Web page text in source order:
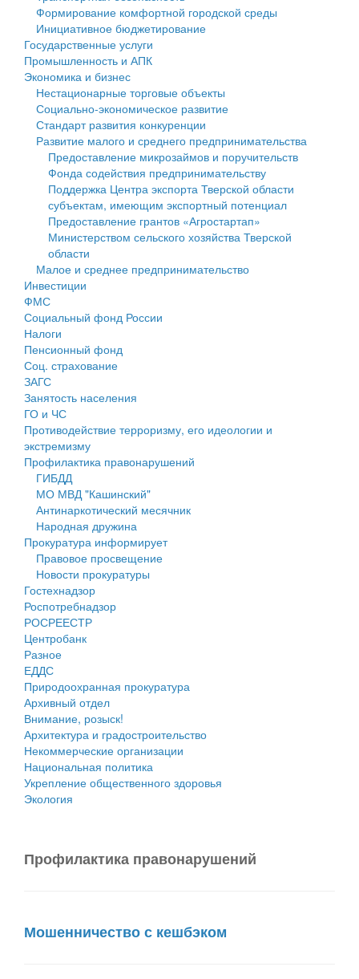
Государственные услуги
Промышленность и АПК
Экономика и бизнес
Символика
Устав
Гостям округа
Туризм
Культура
Образование
Здравоохранение
Социальная защита
Фотоальбом
муниципального округа Тверской области
Администрация Кашинского муниципального округа
Тверской области
Управление сельскими территориями
Открытые данные
Работа с обращениями граждан
Муниципальный контроль
Муниципальные услуги
Проекты административных регламентов
Антимонопольный комплаенс
Противодействие коррупции
Финансовое управление
Бюджет для граждан
Имущество
Выявление правообладателей ранее учтенных
объектов недвижимости
Имущественная поддержка субъектов малого и
среднего предпринимательства
Информационная поддержка субъектов малого и
среднего предпринимательства
Муниципальные программы
Контрольно-счетная палата
Персональные данные
Оценка регулирующего воздействия
Деятельность МУ
Нормативы градостроительного проектирования
Правила землепользования и застройки
Генеральные планы
Проекты планировки территории
Собрание депутатов
Городское поселение
Сельские поселения
Формирование комфортной городской среды
Инициативное бюджетирование
Государственные услуги
Промышленность и АПК
Экономика и бизнес
Нестационарные торговые объекты
Социально-экономическое развитие
Стандарт развития конкуренции
Развитие малого и среднего предпринимательства
Предоставление микрозаймов и поручительств
Фонда содействия предпринимательству
Поддержка Центра экспорта Тверской области
субъектам, имеющим экспортный потенциал
Предоставление грантов «Агростартап»
Министерством сельского хозяйства Тверской
области
Малое и среднее предпринимательство
Инвестиции
ФМС
Социальный фонд России
Налоги
Пенсионный фонд
Соц. страхование
ЗАГС
Занятость населения
ГО и ЧС
Противодействие терроризму, его идеологии и
экстремизму
Профилактика правонарушений
ГИБДД
МО МВД "Кашинский"
Антинаркотический месячник
Народная дружина
Прокуратура информирует
Правовое просвещение
Новости прокуратуры
Гостехнадзор
Роспотребнадзор
РОСРЕЕСТР
Центробанк
Разное
ЕДДС
Природоохранная прокуратура
Архивный отдел
Внимание, розыск!
Архитектура и градостроительство
Некоммерческие организации
Национальная политика
Укрепление общественного здоровья
Экология
Профилактика правонарушений
Мошенничество с кешбэком